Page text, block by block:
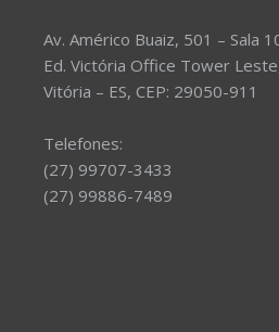
Av. Américo Buaiz, 501 – Sala
Ed. Victória Office Tower
Vitória – ES, CEP: 29050-911
Telefones:
(27) 99707-3433
(27) 99886-7489